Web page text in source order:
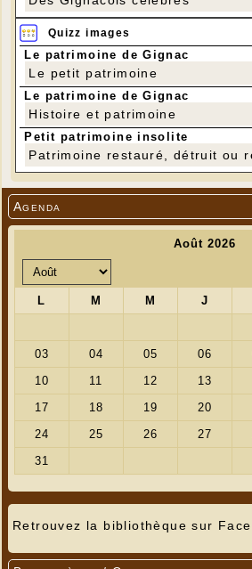
Agenda
Retrouvez la bibliothèque sur
Quizz images
Le patrimoine de Gignac
Le petit patrimoine
Le patrimoine de Gignac
Histoire et patrimoine
Petit patrimoine insolite
Patrimoine restauré, détruit ou